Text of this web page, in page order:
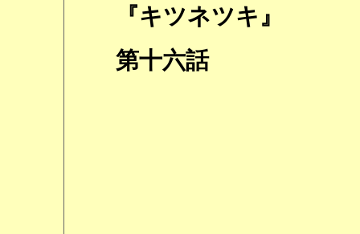
『キツネツキ』
第十六話